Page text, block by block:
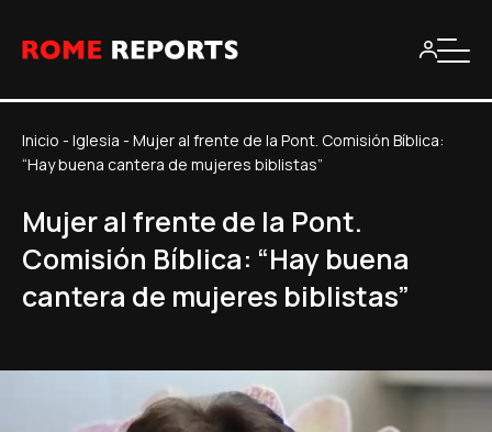
Inicio - Iglesia - Mujer al frente de la Pont. Comisión Bíblica:
“Hay buena cantera de mujeres biblistas”
Mujer al frente de la Pont.
Comisión Bíblica: “Hay buena
cantera de mujeres biblistas”